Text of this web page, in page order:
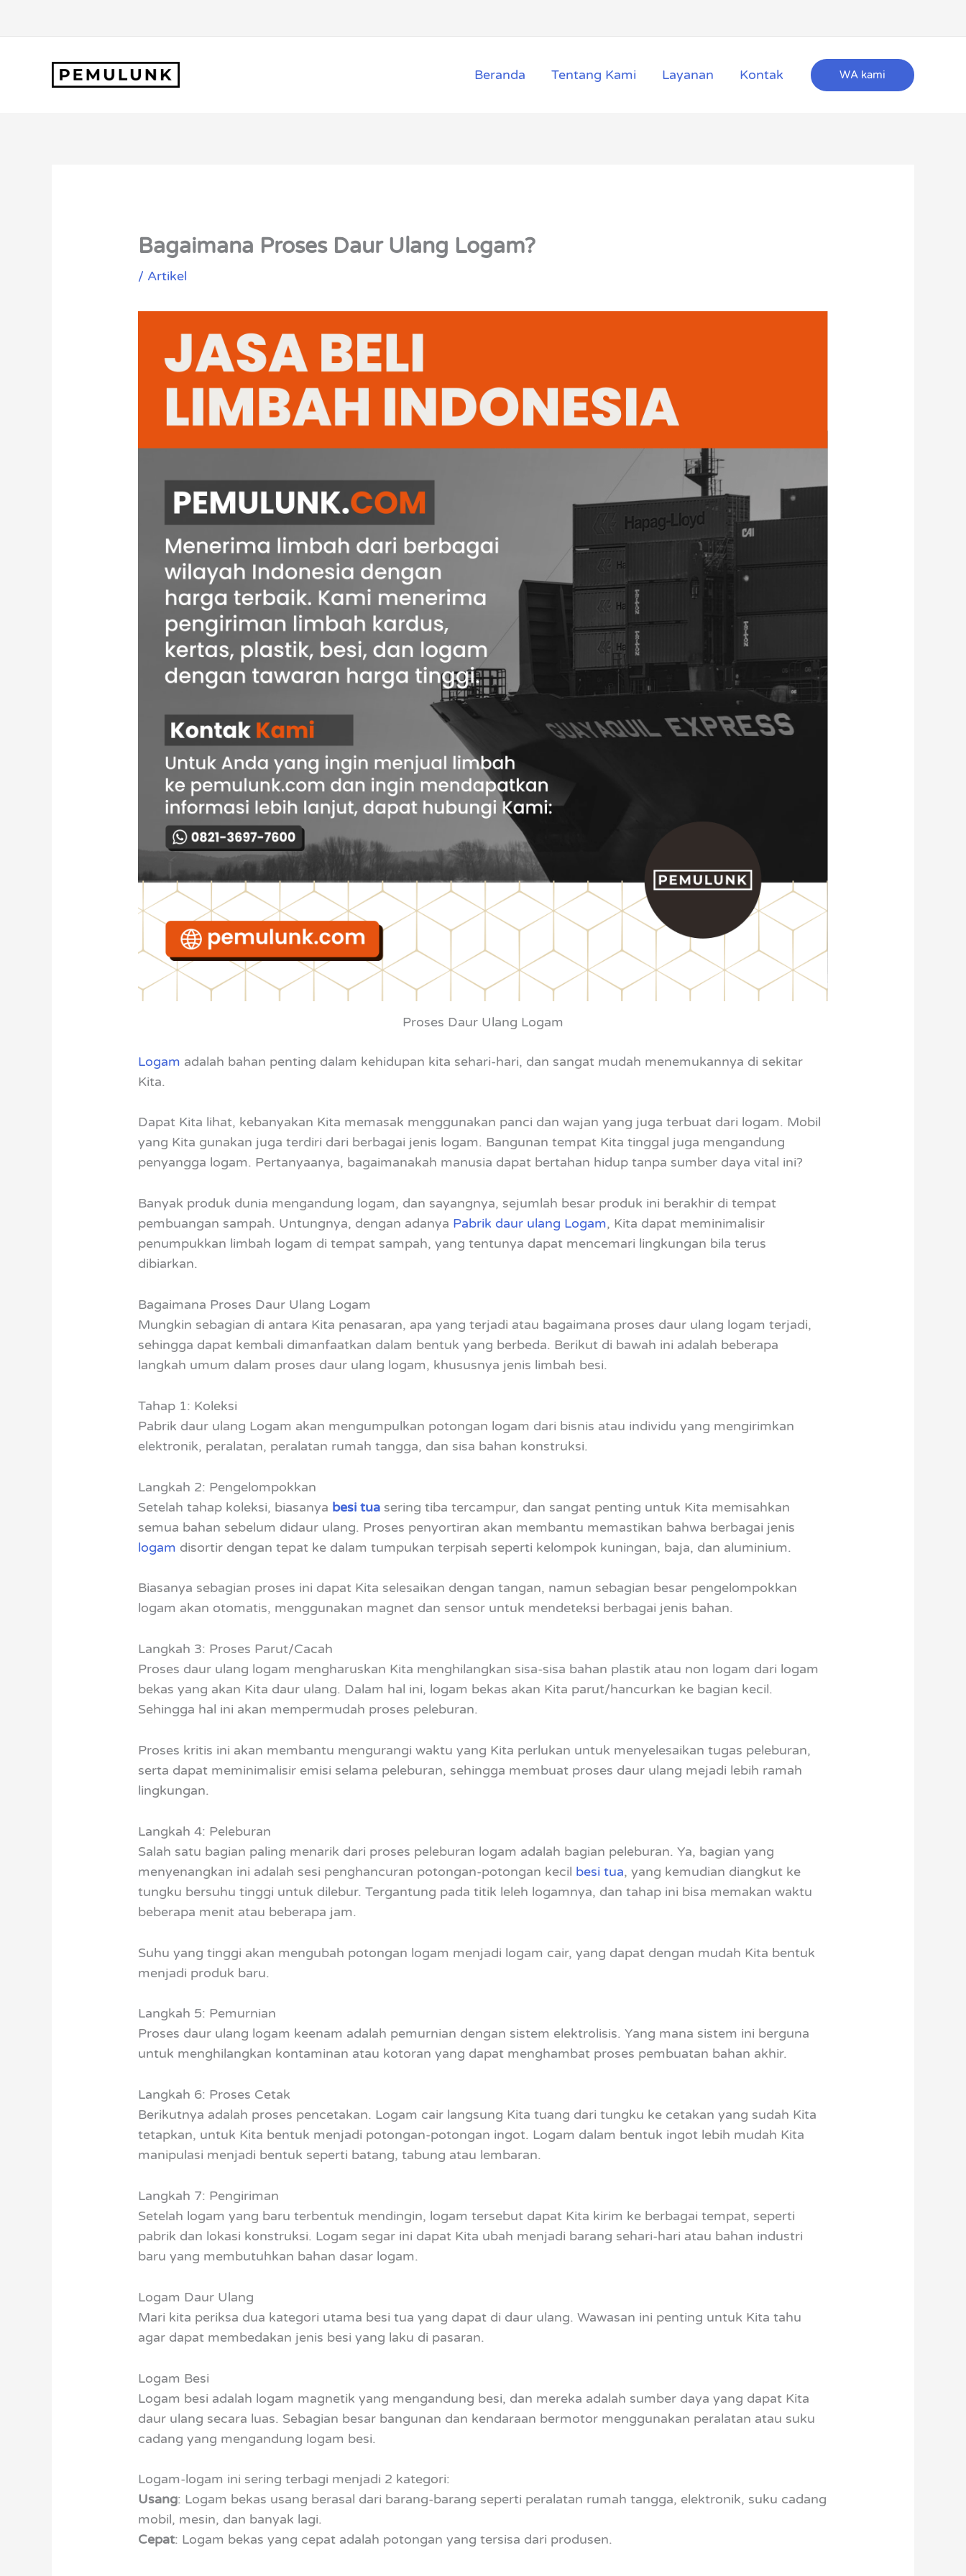
Beranda
Tentang Kami Layanan Kontak WA kami
Bagaimana Proses Daur Ulang Logam?
/ Artikel
Proses Daur Ulang Logam
Logam adalah bahan penting dalam kehidupan kita sehari-hari, dan sangat mudah menemukannya di sekitar
Kita.
Dapat Kita lihat, kebanyakan Kita memasak menggunakan panci dan wajan yang juga terbuat dari logam. Mobil
yang Kita gunakan juga terdiri dari berbagai jenis logam. Bangunan tempat Kita tinggal juga mengandung
penyangga logam. Pertanyaanya, bagaimanakah manusia dapat bertahan hidup tanpa sumber daya vital ini?
Banyak produk dunia mengandung logam, dan sayangnya, sejumlah besar produk ini berakhir di tempat
pembuangan sampah. Untungnya, dengan adanya Pabrik daur ulang Logam, Kita dapat meminimalisir
penumpukkan limbah logam di tempat sampah, yang tentunya dapat mencemari lingkungan bila terus
dibiarkan.
Bagaimana Proses Daur Ulang Logam
Mungkin sebagian di antara Kita penasaran, apa yang terjadi atau bagaimana proses daur ulang logam terjadi,
sehingga dapat kembali dimanfaatkan dalam bentuk yang berbeda. Berikut di bawah ini adalah beberapa
langkah umum dalam proses daur ulang logam, khususnya jenis limbah besi.
Tahap 1: Koleksi
Pabrik daur ulang Logam akan mengumpulkan potongan logam dari bisnis atau individu yang mengirimkan
elektronik, peralatan, peralatan rumah tangga, dan sisa bahan konstruksi.
Langkah 2: Pengelompokkan
Setelah tahap koleksi, biasanya besi tua sering tiba tercampur, dan sangat penting untuk Kita memisahkan
semua bahan sebelum didaur ulang. Proses penyortiran akan membantu memastikan bahwa berbagai jenis
logam disortir dengan tepat ke dalam tumpukan terpisah seperti kelompok kuningan, baja, dan aluminium.
Biasanya sebagian proses ini dapat Kita selesaikan dengan tangan, namun sebagian besar pengelompokkan
logam akan otomatis, menggunakan magnet dan sensor untuk mendeteksi berbagai jenis bahan.
Langkah 3: Proses Parut/Cacah
Proses daur ulang logam mengharuskan Kita menghilangkan sisa-sisa bahan plastik atau non logam dari logam
bekas yang akan Kita daur ulang. Dalam hal ini, logam bekas akan Kita parut/hancurkan ke bagian kecil.
Sehingga hal ini akan mempermudah proses peleburan.
Proses kritis ini akan membantu mengurangi waktu yang Kita perlukan untuk menyelesaikan tugas peleburan,
serta dapat meminimalisir emisi selama peleburan, sehingga membuat proses daur ulang mejadi lebih ramah
lingkungan.
Langkah 4: Peleburan
Salah satu bagian paling menarik dari proses peleburan logam adalah bagian peleburan. Ya, bagian yang
menyenangkan ini adalah sesi penghancuran potongan-potongan kecil besi tua, yang kemudian diangkut ke
tungku bersuhu tinggi untuk dilebur. Tergantung pada titik leleh logamnya, dan tahap ini bisa memakan waktu
beberapa menit atau beberapa jam.
Suhu yang tinggi akan mengubah potongan logam menjadi logam cair, yang dapat dengan mudah Kita bentuk
menjadi produk baru.
Langkah 5: Pemurnian
Proses daur ulang logam keenam adalah pemurnian dengan sistem elektrolisis. Yang mana sistem ini berguna
untuk menghilangkan kontaminan atau kotoran yang dapat menghambat proses pembuatan bahan akhir.
Langkah 6: Proses Cetak
Berikutnya adalah proses pencetakan. Logam cair langsung Kita tuang dari tungku ke cetakan yang sudah Kita
tetapkan, untuk Kita bentuk menjadi potongan-potongan ingot. Logam dalam bentuk ingot lebih mudah Kita
manipulasi menjadi bentuk seperti batang, tabung atau lembaran.
Langkah 7: Pengiriman
Setelah logam yang baru terbentuk mendingin, logam tersebut dapat Kita kirim ke berbagai tempat, seperti
pabrik dan lokasi konstruksi. Logam segar ini dapat Kita ubah menjadi barang sehari-hari atau bahan industri
baru yang membutuhkan bahan dasar logam.
Logam Daur Ulang
Mari kita periksa dua kategori utama besi tua yang dapat di daur ulang. Wawasan ini penting untuk Kita tahu
agar dapat membedakan jenis besi yang laku di pasaran.
Logam Besi
Logam besi adalah logam magnetik yang mengandung besi, dan mereka adalah sumber daya yang dapat Kita
daur ulang secara luas. Sebagian besar bangunan dan kendaraan bermotor menggunakan peralatan atau suku
cadang yang mengandung logam besi.
Logam-logam ini sering terbagi menjadi 2 kategori:
Usang: Logam bekas usang berasal dari barang-barang seperti peralatan rumah tangga, elektronik, suku cadang
mobil, mesin, dan banyak lagi.
Cepat: Logam bekas yang cepat adalah potongan yang tersisa dari produsen.